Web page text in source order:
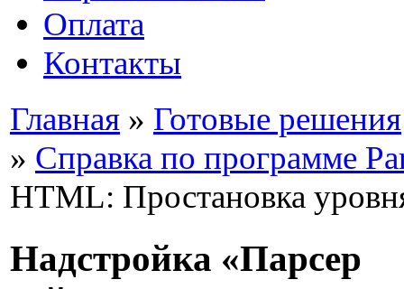
Оплата
Контакты
Главная » Готовые решения
» Справка по программе
HTML: Простановка
Надстройка «Парсер